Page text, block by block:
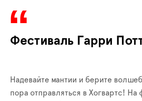
Фестиваль Гарри
Надевайте мантии и берите
пора отправляться в Хогвартс! На